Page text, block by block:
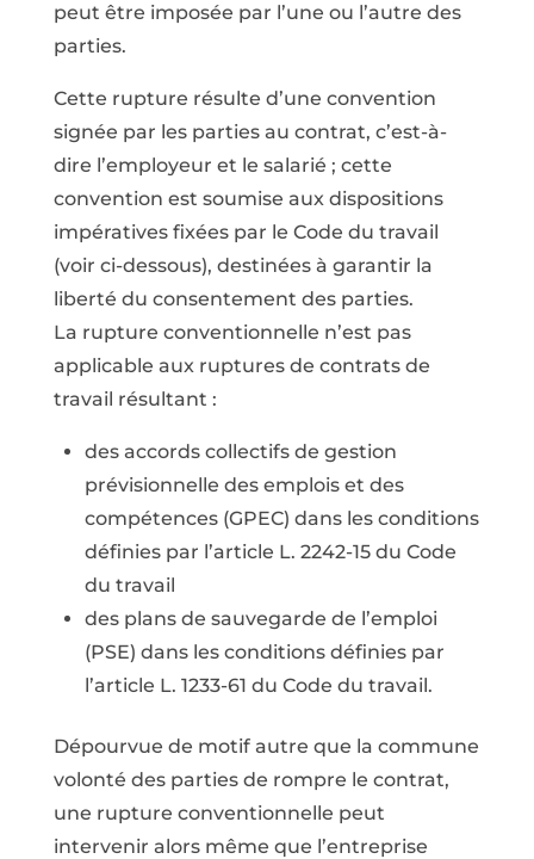
peut être imposée par l’une ou l’autre des
parties.
Cette rupture résulte d’une convention
signée par les parties au contrat, c’est-à-
dire l’employeur et le salarié ; cette
convention est soumise aux dispositions
impératives fixées par le Code du travail
(voir ci-dessous), destinées à garantir la
liberté du consentement des parties.
La rupture conventionnelle n’est pas
applicable aux ruptures de contrats de
travail résultant :
des accords collectifs de gestion
prévisionnelle des emplois et des
compétences (GPEC) dans les conditions
définies par l’article L. 2242-15 du Code
du travail
des plans de sauvegarde de l’emploi
(PSE) dans les conditions définies par
l’article L. 1233-61 du Code du travail.
Dépourvue de motif autre que la commune
volonté des parties de rompre le contrat,
une rupture conventionnelle peut
intervenir alors même que l’entreprise